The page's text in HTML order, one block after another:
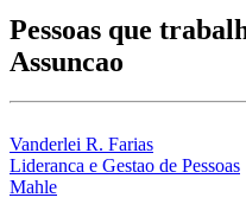
Pessoas que
Assuncao
Vanderlei R. Farias
Lideranca e Gestao de Pessoas
Mahle